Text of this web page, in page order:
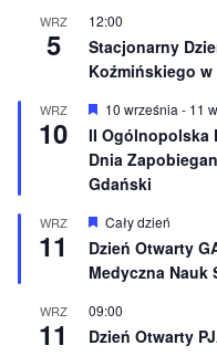
n
e
WRZ
5
12:00
Stacjonarny
Koźmińskiego w
WRZ
10
W
y
r
ó
ż
n
o
n
e
10 września - 11
II Ogólnopolska
Dnia
Gdański
WRZ
11
W
y
r
ó
n
o
Cały dzień
Dzień Otwarty
Medyczna Nauk
WRZ
11
09:00
Dzień Otwarty